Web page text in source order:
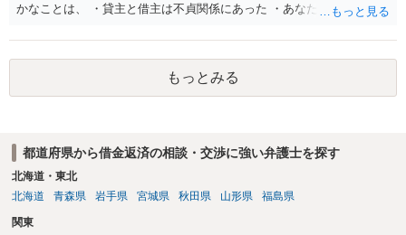
かなことは、 ・貸主と借主は不貞関係にあった ・あなたから相手に金
想されるのは、 ・もらったものだ ・貸したかもしれないが、不法原因
給付ではない でしょう。 書かれた情報だけからは、不法原因給付であ
るといえそうなものはありませんでした。 不貞当事者間での貸金だか
らといって不法原因給付になるわけではありません。 あなたが性行為
もっとみる
都道府県から借金返済の相談・交渉に強い弁護士を探す
北海道・東北
北海道
青森県 岩手県 宮城県 秋田県 山形県 福島県
関東